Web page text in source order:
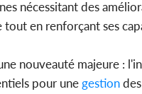
nécessitant des
en renforçant ses
nouveauté majeure :
pour unegestiondes